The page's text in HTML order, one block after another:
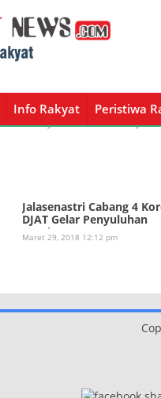
Info Rakyat Peristiwa
Info Rakyat Peristiwa Rakyat
Jalasenastri Cabang 4
DJAT Gelar Penyuluhan
Kesehatan
Maret 29, 2018 12:12 pm